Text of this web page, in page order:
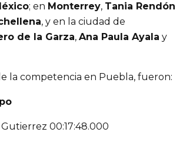
; en Monterrey, Tania Rendón
, y en la ciudad de
de la Garza, Ana Paula Ayala y
la competencia en Puebla, fueron:
00:17:48.000